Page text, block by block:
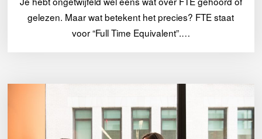
gelezen. Maar wat betekent het precies? FTE staat
voor “Full Time Equivalent”.…